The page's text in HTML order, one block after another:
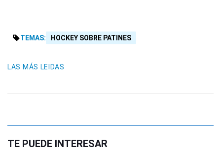
TEMAS: HOCKEY SOBRE PATINES
LAS MÁS LEIDAS
TE PUEDE INTERESAR